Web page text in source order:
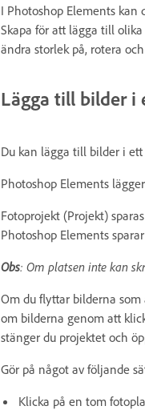
I Photoshop Elements
Skapa för att lägga till
ändra storlek på, rotera
Lägga till bilder
Du kan lägga till bilder i
Photoshop Elements
Fotoprojekt (Projekt)
Photoshop Elements
Obs: Om platsen inte kan
Om du flyttar bilderna
om bilderna genom att
stänger du projektet och
Gör på något av följande
Klicka på en tom